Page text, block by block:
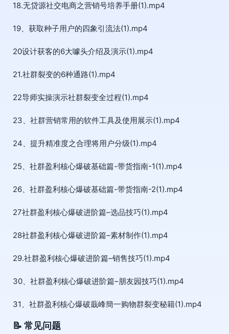
18.无贷源社交电商之营销号培养手册(1).mp4
19、获取种子用户的四象引流法(1).mp4
20设计获客的6大噱头介绍及演示(1).mp4
21.社群裂变的6种通路(1).mp4
22导师实操演示社群裂变全过程(1).mp4
23、社群营销常用的软件工具及使用展示(1).mp4
24、提升精准度之合理将用户分级(1).mp4
25、社群盈利核心爆破基础篇-带货指南-1(1).mp4
26、社群盈利核心爆破基础篇-带货指南-2(1).mp4
27社群盈利核心爆破进阶篇–选品技巧(1).mp4
28社群盈利核心爆破进阶篇–素材制作(1).mp4
29.社群盈利核心爆破进阶篇–销售技巧(1).mp4
30、社群盈利核心爆破进阶篇–朋友园技巧(1).mp4
31、社群盈利核心爆破蕺峰簡一购物群裂变秘籍(1).mp4
📝 常见问题